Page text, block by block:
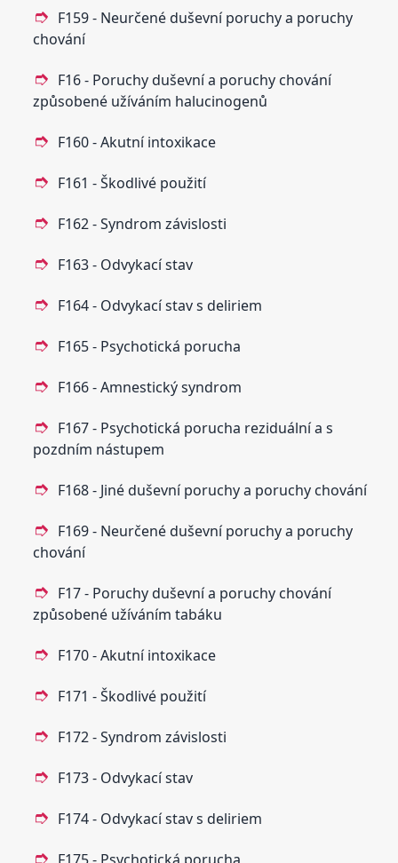
F159 - Neurčené duševní poruchy a poruchy
chování
F16 - Poruchy duševní a poruchy chování
způsobené užíváním halucinogenů
F160 - Akutní intoxikace
F161 - Škodlivé použití
F162 - Syndrom závislosti
F163 - Odvykací stav
F164 - Odvykací stav s deliriem
F165 - Psychotická porucha
F166 - Amnestický syndrom
F167 - Psychotická porucha reziduální a s
pozdním nástupem
F168 - Jiné duševní poruchy a poruchy chování
F169 - Neurčené duševní poruchy a poruchy
chování
F17 - Poruchy duševní a poruchy chování
způsobené užíváním tabáku
F170 - Akutní intoxikace
F171 - Škodlivé použití
F172 - Syndrom závislosti
F173 - Odvykací stav
F174 - Odvykací stav s deliriem